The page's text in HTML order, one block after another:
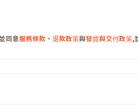
同意服務條款 、 退款政策與發貨與交付政策,